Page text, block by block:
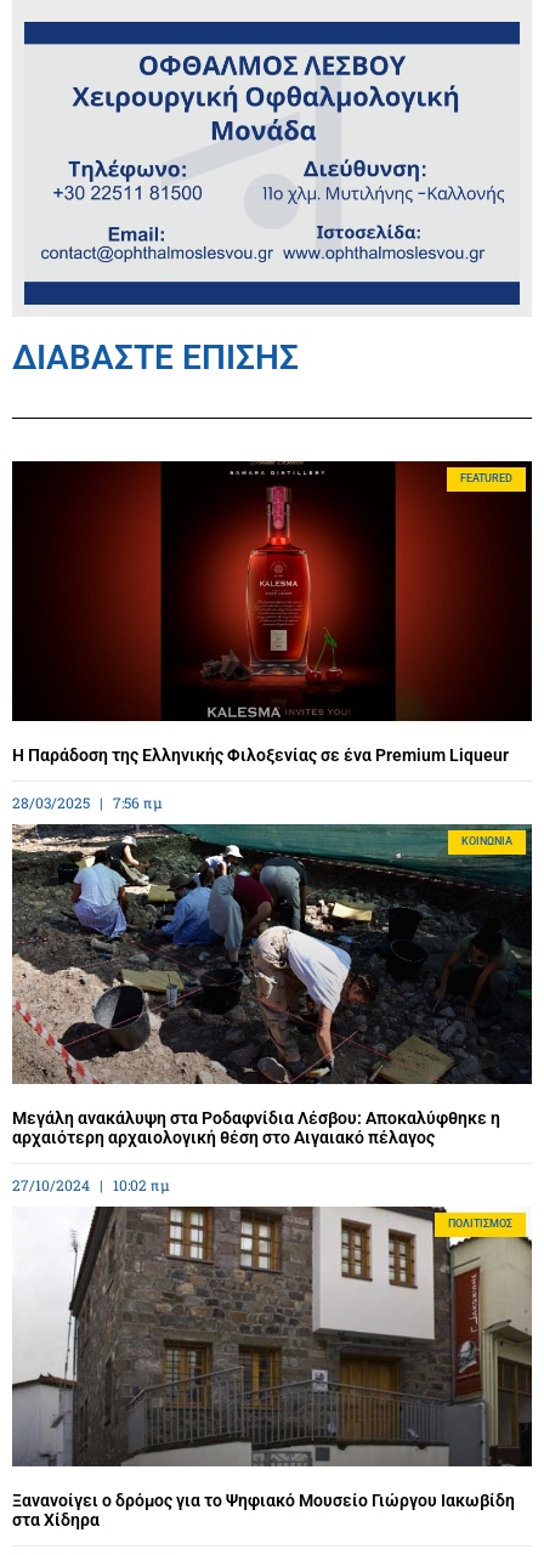
ΔΙΑΒΑΣΤΕ ΕΠΙΣΗΣ
FEATURED
Η Παράδοση της Ελληνικής Φιλοξενίας σε ένα Premium Liqueur
28/03/2025 7:56 πμ
ΚΟΙΝΩΝΊΑ
Μεγάλη ανακάλυψη στα Ροδαφνίδια Λέσβου: Αποκαλύφθηκε η
αρχαιότερη αρχαιολογική θέση στο Αιγαιακό πέλαγος
27/10/2024 10:02 πμ
ΠΟΛΙΤΙΣΜΌΣ
Ξανανοίγει ο δρόμος για το Ψηφιακό Μουσείο Γιώργου Ιακωβίδη
στα Χίδηρα